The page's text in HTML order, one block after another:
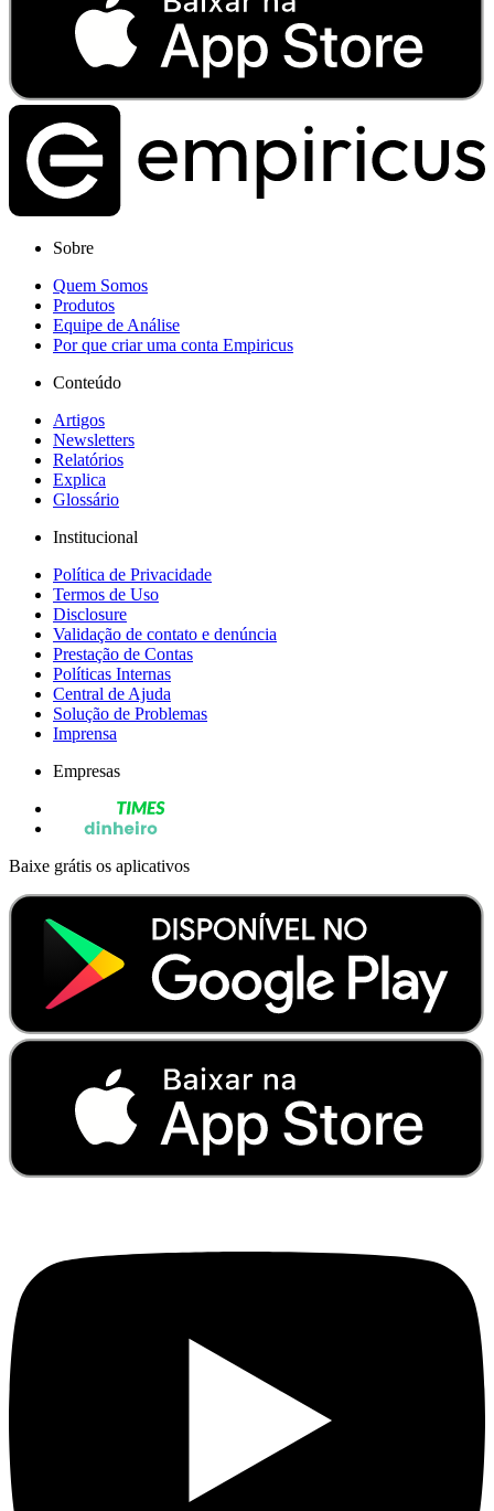
Sobre
Quem Somos
Produtos
Equipe de Análise
Por que criar uma conta Empiricus
Conteúdo
Artigos
Newsletters
Relatórios
Explica
Glossário
Institucional
Política de Privacidade
Termos de Uso
Disclosure
Validação de contato e denúncia
Prestação de Contas
Políticas Internas
Central de Ajuda
Solução de Problemas
Imprensa
Empresas
Baixe grátis os aplicativos